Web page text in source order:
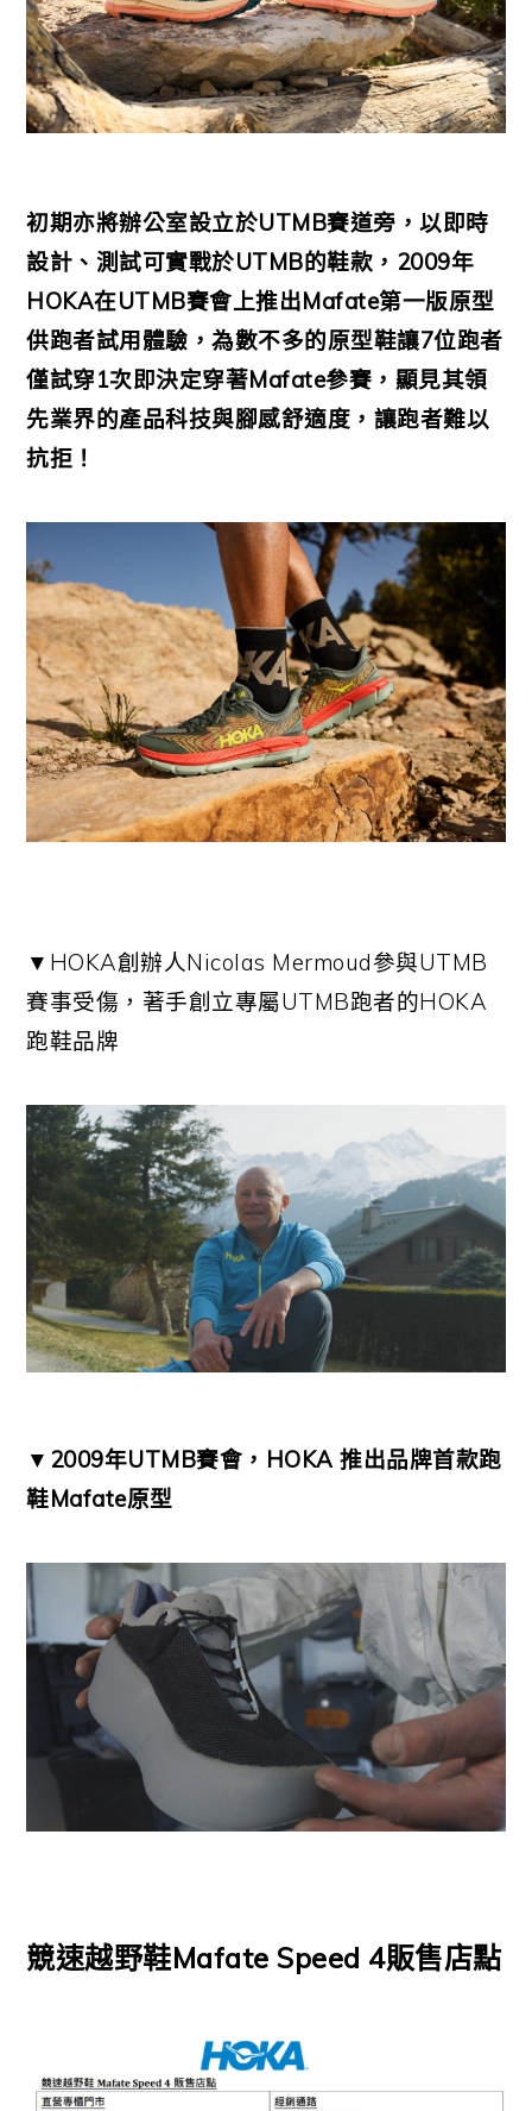
初期亦將辦公室設立於UTMB賽道旁，以即時
設計、測試可實戰於UTMB的鞋款，2009年
HOKA在UTMB賽會上推出Mafate第一版原型
供跑者試用體驗，為數不多的原型鞋讓7位跑者
僅試穿1次即決定穿著Mafate參賽，顯見其領
先業界的產品科技與腳感舒適度，讓跑者難以
抗拒！
▼HOKA創辦人Nicolas Mermoud參與UTMB
賽事受傷，著手創立專屬UTMB跑者的HOKA
跑鞋品牌
▼2009年UTMB賽會，HOKA 推出品牌首款跑
鞋Mafate原型
競速越野鞋Mafate Speed 4販售店點